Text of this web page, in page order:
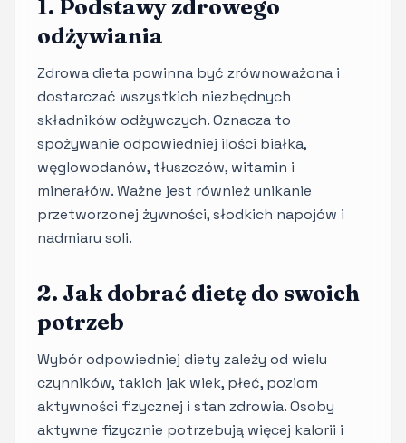
1. Podstawy zdrowego
odżywiania
Zdrowa dieta powinna być zrównoważona i
dostarczać wszystkich niezbędnych
składników odżywczych. Oznacza to
spożywanie odpowiedniej ilości białka,
węglowodanów, tłuszczów, witamin i
minerałów. Ważne jest również unikanie
przetworzonej żywności, słodkich napojów i
nadmiaru soli.
2. Jak dobrać dietę do swoich
potrzeb
Wybór odpowiedniej diety zależy od wielu
czynników, takich jak wiek, płeć, poziom
aktywności fizycznej i stan zdrowia. Osoby
aktywne fizycznie potrzebują więcej kalorii i